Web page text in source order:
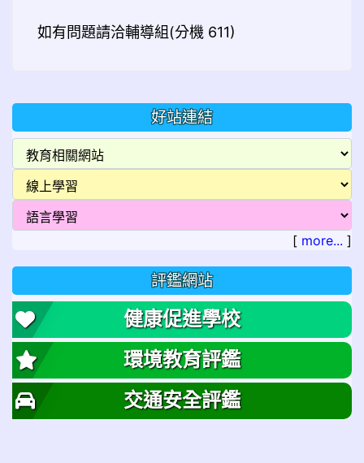
如有問題請洽輔導組(分機 611)
好站連結
[ more... ]
評鑑網站
健康促進學校
環境教育評鑑
交通安全評鑑